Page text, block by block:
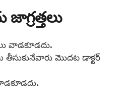
జాగ్రత్తలు
వాడకూడదు.
మొదట డాక్టర్